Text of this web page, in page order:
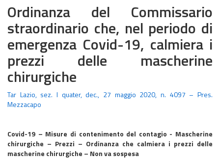
Ordinanza del Commissario
straordinario che, nel periodo di
emergenza Covid-19, calmiera i
prezzi delle mascherine
chirurgiche
Tar Lazio, sez. I quater, dec., 27 maggio 2020, n. 4097 – Pres.
Mezzacapo
Covid-19 – Misure di contenimento del contagio - Mascherine
chirurgiche – Prezzi – Ordinanza che calmiera i prezzi delle
mascherine chirurgiche – Non va sospesa